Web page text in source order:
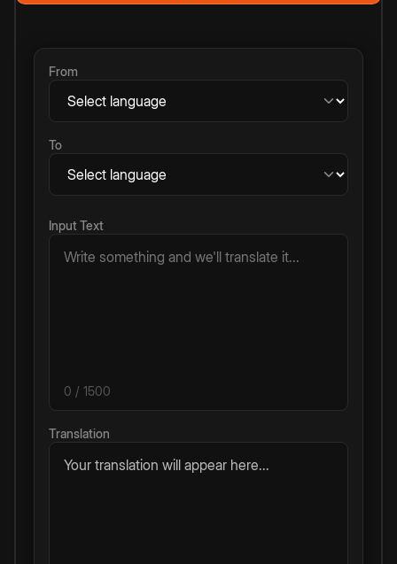
From
To
Input Text
0 / 1500
Translation
Your translation will appear here...